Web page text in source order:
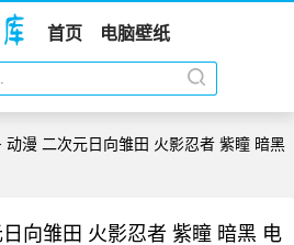
首页 电脑壁纸
动漫 二次元日向雏田 火影忍者 紫瞳 暗黑
向雏田 火影忍者 紫瞳 暗黑 电